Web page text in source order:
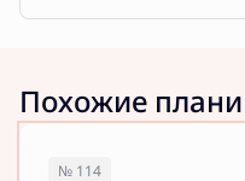
Похожие
№ 114